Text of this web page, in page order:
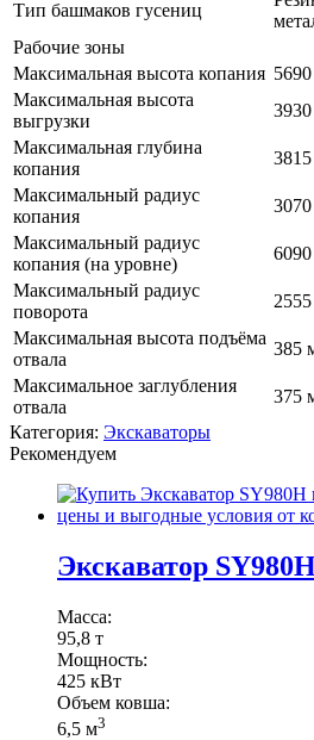
Тип башмаков гусениц
Рабочие зоны
Максимальная высота копания
Максимальная высота
выгрузки
Максимальная глубина
копания
Максимальный радиус
копания
Максимальный радиус
копания (на уровне)
Максимальный радиус
поворота
Максимальная высота подъёма
отвала
385
Максимальное заглубления
отвала
375
Категория: Экскаваторы
Рекомендуем
Экскаватор
Масса:
95,8 т
Мощность:
425 кВт
Объем ковша:
6,5 м3